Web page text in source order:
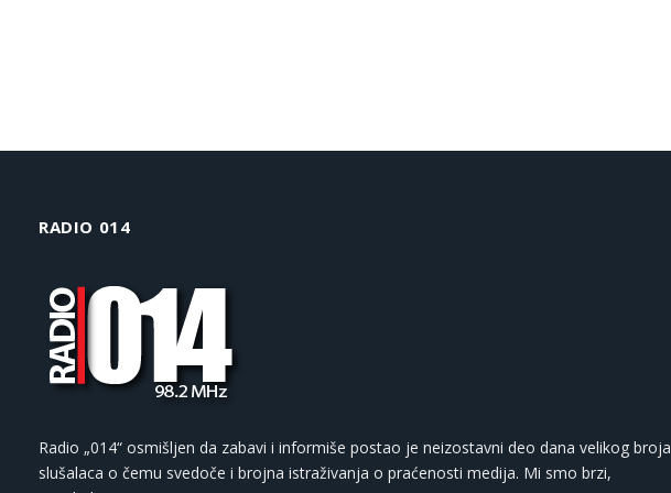
RADIO 014
Radio „014“ osmišljen da zabavi i informiše postao je neizostavni deo dana velikog broja
slušalaca o čemu svedoče i brojna istraživanja o praćenosti medija. Mi smo brzi,